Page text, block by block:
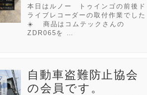
本日はルノー トゥインゴの前後ド
ライブレコーダーの取付作業でした
☀️ 商品はコムテックさんの
ZDR065を …
自動車盗難防止協会
の会員です。